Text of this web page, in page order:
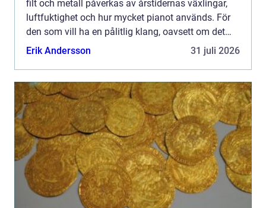
filt och metall påverkas av årstidernas växlingar,
luftfuktighet och hur mycket pianot används. För
den som vill ha en pålitlig klang, oavsett om det
handlar om vardagsspel, undervisning eller konse...
Erik Andersson 31 juli 2026